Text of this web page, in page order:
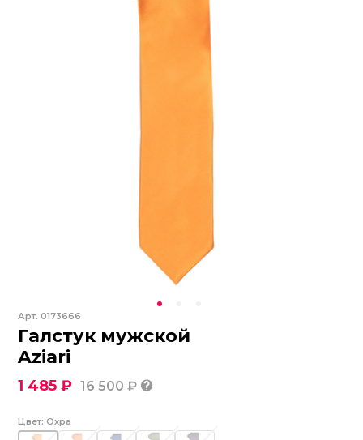
Арт.0173666
Галстук мужской
Aziari
1 485 ₽ 16 500 ₽
Цвет: Охра